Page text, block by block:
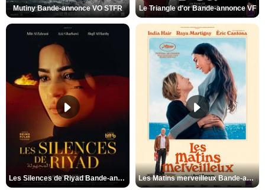
Mutiny Bande-annonce VO STFR Le Triangle d'or Bande-annonce VF
Les Silences de Riyad Bande-annonce VO STFR Les Matins merveilleux Bande-annonce VF